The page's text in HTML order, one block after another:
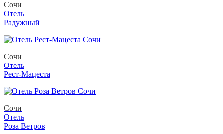
Сочи
Отель
Радужный
Сочи
Отель
Рест-Мацеста
Сочи
Отель
Роза Ветров